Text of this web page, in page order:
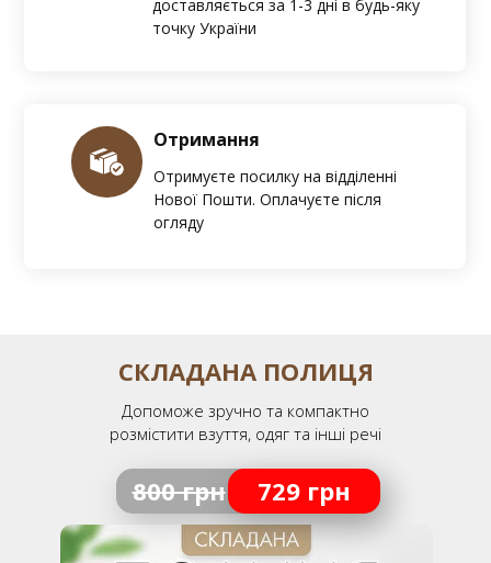
доставляється за 1-3 дні в будь-яку
точку України
Отримання
Отримуєте посилку на відділенні
Нової Пошти. Оплачуєте після
огляду
СКЛАДАНА ПОЛИЦЯ
Допоможе зручно та компактно
розмістити взуття, одяг та інші речі
800 грн 729 грн